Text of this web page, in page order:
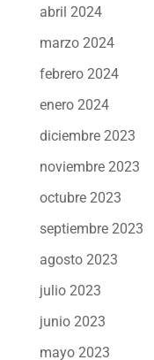
abril 2024
marzo 2024
febrero 2024
enero 2024
diciembre 2023
noviembre 2023
octubre 2023
septiembre 2023
agosto 2023
julio 2023
junio 2023
mayo 2023